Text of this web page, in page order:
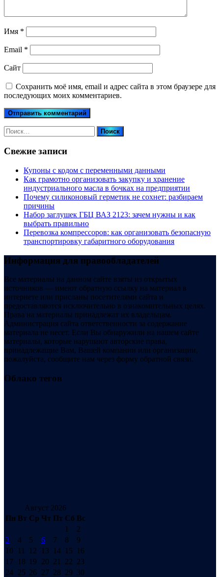
Имя *
Email *
Сайт
Сохранить моё имя, email и адрес сайта в этом браузере для
последующих моих комментариев.
Найти:
Свежие записи
Купоны c кодом с переменными данными
Как грамотно организовать закупку и хранение
индустриального масла в бочках на предприятии
Почему силиконовый герметик не сохнет: разбираем
причины
Набор заглушек ГБЦ ВАЗ 2123: зачем нужны и как
выбрать правильно
Перевозка компрессоров: как организовать безопасную
транспортировку габаритного оборудования
Информация для правообладателей
Все материалы на данном сайте взяты из открытых
источников — имеют обратную ссылку на материал в
интернете или присланы посетителями сайта и
предоставляются исключительно в ознакомительных целях.
Права на материалы принадлежат их владельцам.
Администрация сайта ответственности за содержание
материала не несет. Если Вы обнаружили на нашем сайте
материалы, которые нарушают авторские права,
принадлежащие Вам, Вашей компании или организации,
пожалуйста, сообщите нам через форму обратной связи.
Облако тегов
Август 2026
Пн Вт Ср Чт Пт Сб Вс
1
2
3
4 5 6 7 8
9
10
11 12 13 14 15
16
17
18 19 20 21 22 23
24 25 26 27 28 29 30